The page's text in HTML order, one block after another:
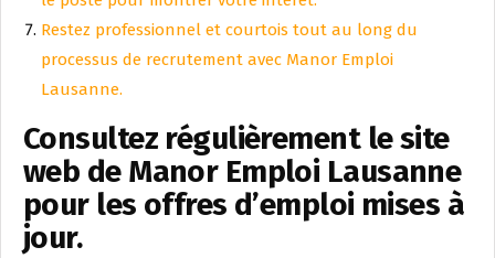
Restez professionnel et courtois tout au long du
processus de recrutement avec Manor Emploi
Lausanne.
Consultez régulièrement le site
web de Manor Emploi Lausanne
pour les offres d’emploi mises à
jour.